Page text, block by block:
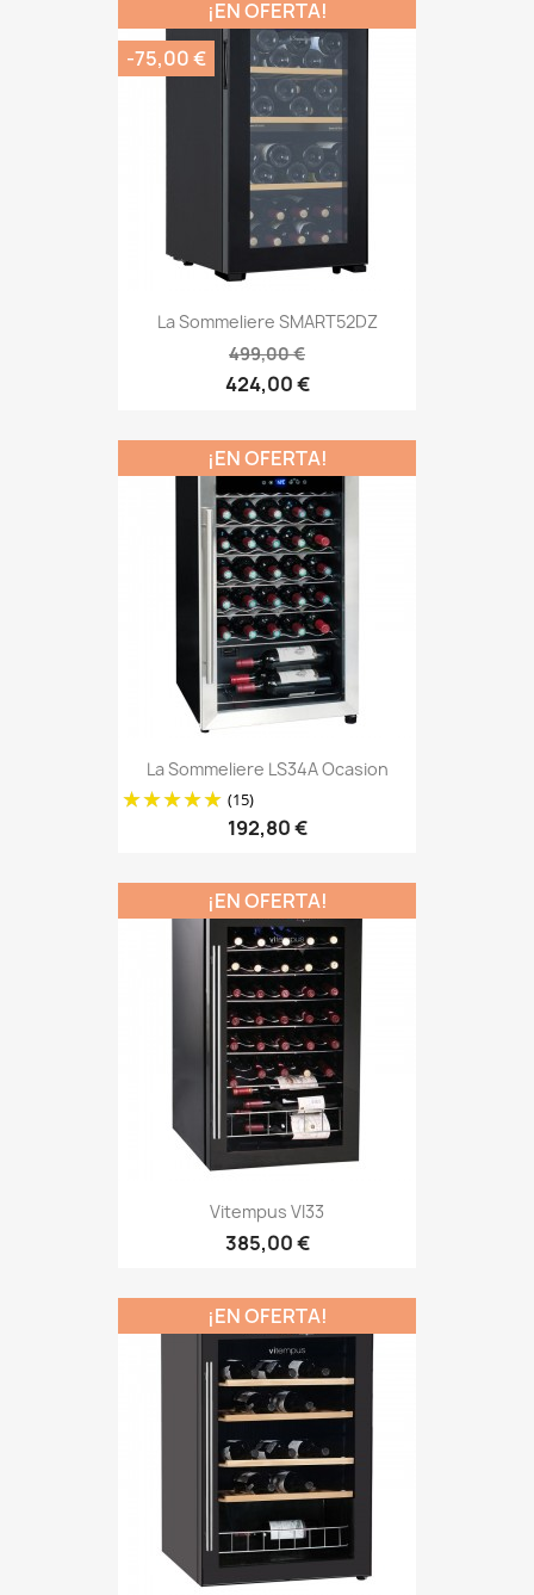
La Sommeliere SMART52DZ
499,00 €
424,00 €
¡EN OFERTA!
-75,00 €
La Sommeliere LS34A Ocasion
(15)
192,80 €
¡EN OFERTA!
Vitempus VI33
385,00 €
¡EN OFERTA!
¡EN OFERTA!